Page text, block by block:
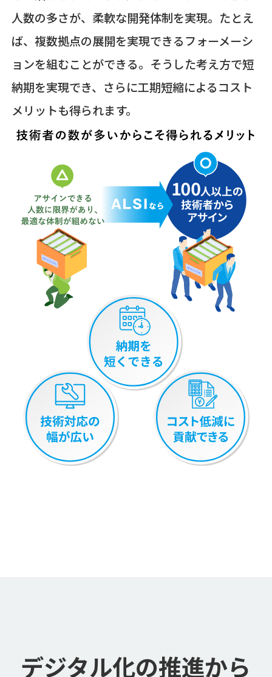
人数の多さが、柔軟な開発体制を実現。たとえ
ば、複数拠点の展開を実現できるフォーメーシ
ョンを組むことができる。そうした考え方で短
納期を実現でき、さらに工期短縮によるコスト
メリットも得られます。
デジタル化の推進から